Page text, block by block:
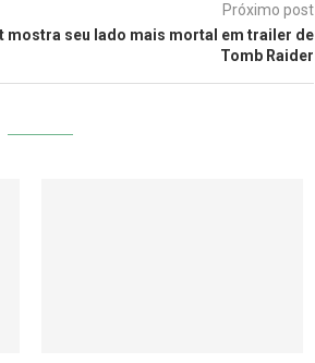
Próximo post
mostra seu lado mais mortal em trailer de
Tomb Raider